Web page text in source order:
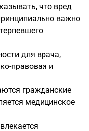
что вред
важно
для врача,
правовая и
гражданские
медицинское